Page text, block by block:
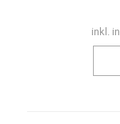
inkl.